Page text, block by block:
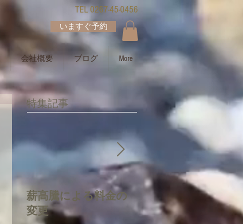
TEL 0267-45-0456
いますぐ予約
会社概要 ブログ More
特集記事
薪高騰による料金の
変更
質問・お問合せ・注
意事項について